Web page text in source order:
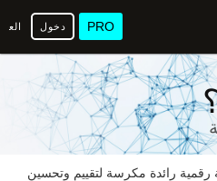
PRO دخول
رائدة مكرسة لتقييم وتحسين